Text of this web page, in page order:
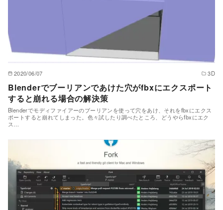
2020/06/07 3D
Blenderでブーリアンであけた穴がfbxにエクスポート
すると崩れる場合の解決策
Blenderでモディファイアーのブーリアンを使って穴をあけ、それをfbxにエクス
ポートすると崩れてしまった。色々試したり調べたところ、どうやらfbxにエク
ス…